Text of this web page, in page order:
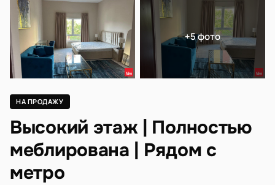
+5 фото
НА ПРОДАЖУ
Высокий этаж | Полностью
меблирована | Рядом с
метро